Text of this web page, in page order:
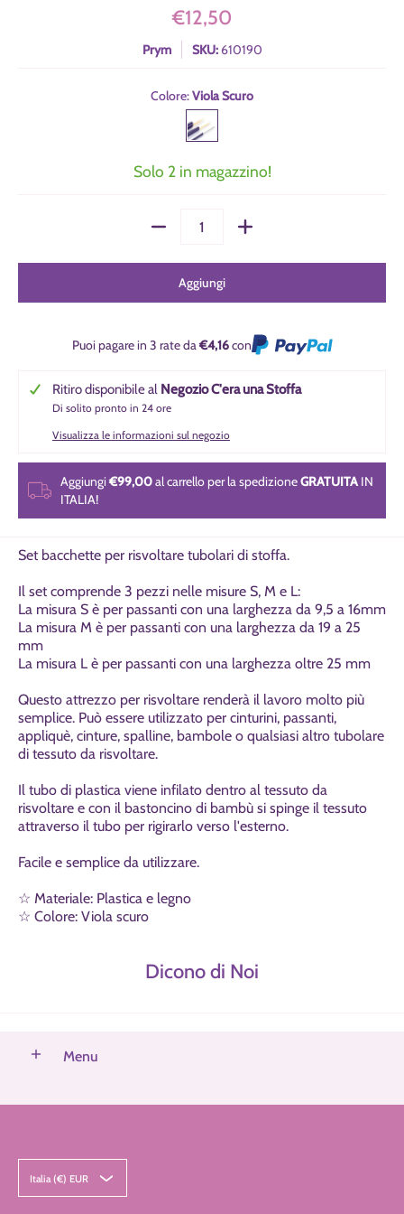
€12,50
Prym SKU: 610190
Colore:Viola Scuro
Viola Scuro
Solo 2 in magazzino!
Aggiungi
Puoi pagare in 3 rate da€4,16con
Ritiro disponibile al Negozio C'era una Stoffa
Di solito pronto in 24 ore
Visualizza le informazioni sul negozio
Aggiungi €99,00al carrello per la spedizioneGRATUITA IN
ITALIA!
Set bacchette per risvoltare tubolari di stoffa.
Il set comprende 3 pezzi nelle misure S, M e L:
La misura S è per passanti con una larghezza da 9,5 a 16mm
La misura M è per passanti con una larghezza da 19 a 25
mm
La misura L è per passanti con una larghezza oltre 25 mm
Questo attrezzo per risvoltare renderà il lavoro molto più
semplice. Può essere utilizzato per cinturini, passanti,
appliquè, cinture, spalline, bambole o qualsiasi altro tubolare
di tessuto da risvoltare.
Il tubo di plastica viene infilato dentro al tessuto da
risvoltare e con il bastoncino di bambù si spinge il tessuto
attraverso il tubo per rigirarlo verso l'esterno.
Facile e semplice da utilizzare.
☆ Materiale: Plastica e legno
☆ Colore: Viola scuro
Dicono di Noi
Menu
Italia (€) EUR